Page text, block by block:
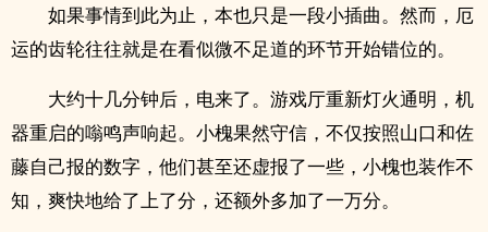
如果事情到此为止，本也只是一段小插曲。然而，厄
运的齿轮往往就是在看似微不足道的环节开始错位的。
大约十几分钟后，电来了。游戏厅重新灯火通明，机
器重启的嗡鸣声响起。小槐果然守信，不仅按照山口和佐
藤自己报的数字，他们甚至还虚报了一些，小槐也装作不
知，爽快地给了上了分，还额外多加了一万分。